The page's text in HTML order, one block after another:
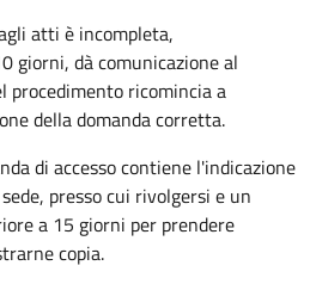
atti è incompleta,
giorni, dà comunicazione al
procedimento ricomincia a
della domanda corretta.
di accesso contiene l'indicazione
presso cui rivolgersi e un
a 15 giorni per prendere
copia.